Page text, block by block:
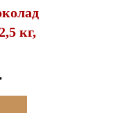
кг,